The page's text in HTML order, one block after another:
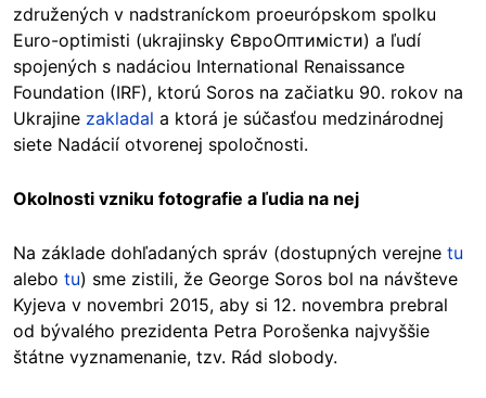
združených v nadstraníckom proeurópskom spolku
Euro-optimisti (ukrajinsky ЄвроОптимісти) a ľudí
spojených s nadáciou International Renaissance
Foundation (IRF), ktorú Soros na začiatku 90. rokov na
Ukrajine zakladal a ktorá je súčasťou medzinárodnej
siete Nadácií otvorenej spoločnosti.
Okolnosti vzniku fotografie a ľudia na nej
Na základe dohľadaných správ (dostupných verejne tu
alebo tu) sme zistili, že George Soros bol na návšteve
Kyjeva v novembri 2015, aby si 12. novembra prebral
od bývalého prezidenta Petra Porošenka najvyššie
štátne vyznamenanie, tzv. Rád slobody.